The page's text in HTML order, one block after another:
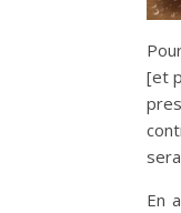
[et
En